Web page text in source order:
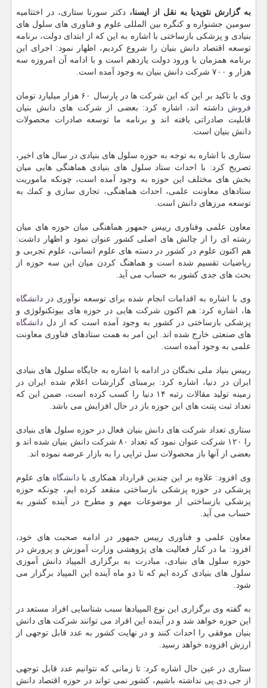
به گزارش نئوپدیا به نقل از ایسنا، دكتر سورنا ستاری، در اختتامیه
سومین جشنواره و كنگره بین المللی علوم و فناوری های سلول های
بنیادی و پزشكی بازساختی با اشاره به این كه از ابتدای دولت، برنامه
توسعه اقتصاد دانش بنیان را شروع كردیم، اظهار نمود: اجرای این
برنامه همزمان با ورود دولت یازدهم است و با ادامه آن امروزه سه
هزار و ۷۰۰ شركت دانش بنیان به وجود آمده است.
وی با تاكید بر این كه این شركت ها در پارسال ۶۰ هزار میلیارد تومان
فروش داشته اند، اشاره كرد: بعضی از شركت های دانش بنیان
قابلیت صادراتی یافته اند و برنامه ما توسعه صادرات محصولات
دانش بنیان است.
ستاری با اشاره به توجه به حوزه سلول های بنیادی در سال های اخیر،
تصریح كرد: با احداث ستاد سلول های بنیادی هماهنگی هایی میان
بخش های مختلف این حوزه به وجود آمده است، چونكه ماموریت
ستادهای معاونت علمی، احداث هماهنگی، تجاری سازی و كمك به
توسعه مرزهای دانش است.
معاون علمی وفناوری رییس جمهور هماهنگی میان حوزه های میان
رشته ای را از چالش های اصلی كشور عنوان نمود و اظهار داشت:
هم اكنون علوم در كشور در دسته های علوم انسانی، علوم تجربی و
ریاضیات تقسیم شده است و هماهنگ كردن میان این سه حوزه از
بحث های جدی كشور به حساب می آید.
وی با اشاره به اقدامات انجام شده برای توسعه نوآوری در دانشگاه
ها، اشاره كرد: هم اكنون شركت هایی در حوزه های بیوتكنولوژی و
پزشكی بازساختی در كشور به وجود آمده است كه از دل دانشگاه
های صنعتی خارج شده اند. این امر به همت ستادهای فناوری معاونت
علمی به وجود آمده است.
رییس بنیاد ملی نخبگان در ادامه با اشاره به جایگاه سلول های بنیادی
ایران در دنیا، اشاره كرد: برمبنای گزارشات اعلام شده ایران در
زمینه تولید مقالات رتبه ۱۴ دنیا را كسب كرده است، ضمن این كه
تعداد ثبت پتنت های این حوزه باز در حال افزایش می باشد.
ستاری تعداد شركت های دانش بنیان فعال در حوزه سلول های بنیادی
را ۱۲۰ شركت عنوان نمود كه تعداد ۸۰ شركت دانش بنیان شده اند و
بعضی از آنها باز محصولات سل تراپی را به بازار عرضه نموده اند.
وی افزود: علاوه بر این چندین قرارداد همكاری بادانشگاه های علوم
پزشكی در حوزه پزشكی بازساختی منقعد كرده ایم، چونكه حوزه
پزشكی بازساختی از موضوعات مهم و مطرح در آینده كشور به
حساب می آید.
معاون علمی و فناوری رییس جمهور در ادامه صحبت های خود،
افزود: ما در كنار فعالیت های پژوهشی وزارت آموزش و پرورش در
حوزه سلول های بنیادی، مبادرت به برگزاری المپیاد دانش آموزی
سلول های بنیادی كرده ایم كه تا دو ماه آینده این المپیاد برگزار می
شود.
به گفته وی برگزاری این نوع المپیادها سبب شناسایی افراد مستعد در
این حوزه خواهد شد و در آینده این افراد می توانند شركت های دانش
بنیان موفقی را احداث كنند و در نهایت كشور به عدد قابل توجهی از
ارزش افزوده خواهد رسید.
ستاری در عین حال اشاره كرد: تا زمانی كه نتوانیم عدد قابل توجهی
از جی.دی.پی نداشته باشیم، كشور نمی تواند در حوزه اقتصاد دانش